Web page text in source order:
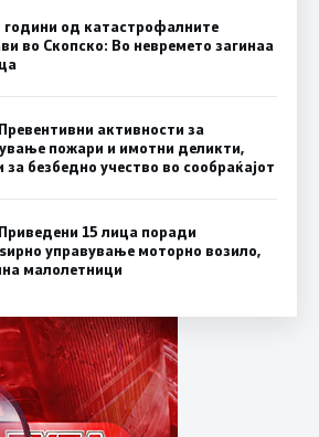
години од катастрофалните
во Скопско: Во невремето загинаа
активности за
пожари и имотни деликти,
за безбедно учество во сообраќајот
15 лица поради
управување моторно возило,
малолетници